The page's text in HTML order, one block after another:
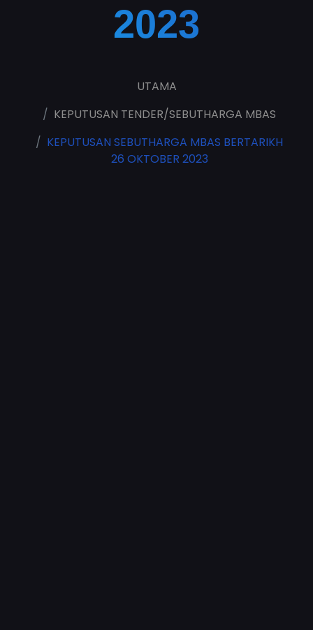
2023
UTAMA
KEPUTUSAN TENDER/SEBUTHARGA MBAS
KEPUTUSAN SEBUTHARGA MBAS BERTARIKH
26 OKTOBER 2023